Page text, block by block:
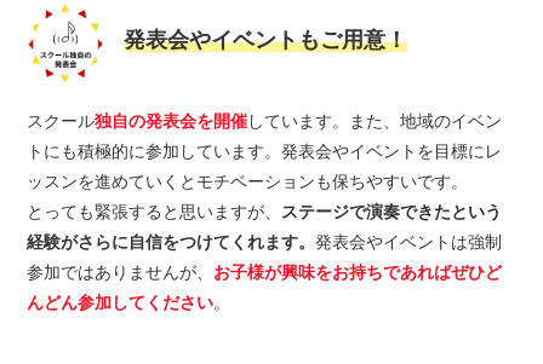
発表会やイベントもご用意！
スクール独自の発表会を開催しています。また、地域のイベン
トにも積極的に参加しています。発表会やイベントを目標にレ
ッスンを進めていくとモチベーションも保ちやすいです。
とっても緊張すると思いますが、 ステージで演奏できたという
経験がさらに自信をつけてくれます。発表会やイベントは強制
参加ではありませんが、 お子様が興味をお持ちであればぜひど
んどん参加してください。